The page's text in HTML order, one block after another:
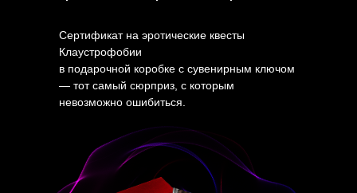
Сертификат на эротические квесты
Клаустрофобии
в подарочной коробке с сувенирным ключом
— тот самый сюрприз, с которым
невозможно ошибиться.